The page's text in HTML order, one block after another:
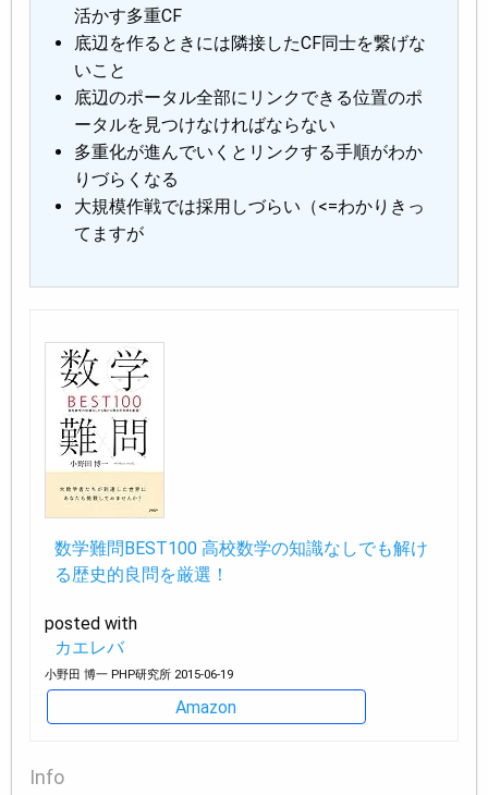
活かす多重CF
底辺を作るときには隣接したCF同士を繋げな
いこと
底辺のポータル全部にリンクできる位置のポ
ータルを見つけなければならない
多重化が進んでいくとリンクする手順がわか
りづらくなる
大規模作戦では採用しづらい（<=わかりきっ
てますが
数学難問BEST100 高校数学の知識なしでも解け
る歴史的良問を厳選！
posted with
カエレバ
小野田 博一 PHP研究所 2015-06-19
Amazon
Info